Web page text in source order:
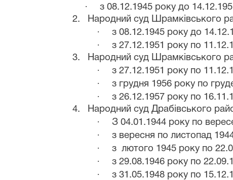
· з 08.12.1945 року до
2.
Народний суд Шрамківського
· з 08.12.1945 року до
· з 27.12.1951 року по
3.
Народний суд Шрамківського
· з 27.12.1951 року по
· з грудня 1956 року по
· з 26.12.1957 року по
4.
Народний суд Драбівського
· З 04.01.1944 року по
· з вересня по листопад
· з лютого 1945 року по
· з 29.08.1946 року по
· з 31.05.1948 року по